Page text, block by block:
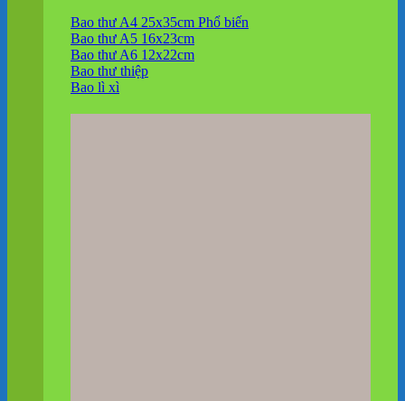
Bao thư A4 25x35cm
Bao thư A5 16x23cm
Bao thư A6 12x22cm
Bao thư thiệp
Bao lì xì